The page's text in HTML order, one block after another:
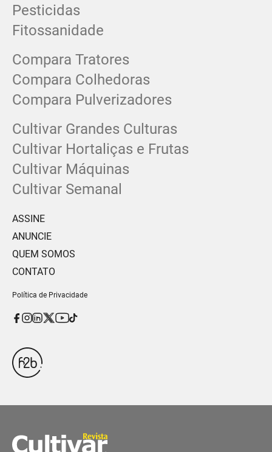
Pesticidas
Fitossanidade
Compara Tratores
Compara Colhedoras
Compara Pulverizadores
Cultivar Grandes Culturas
Cultivar Hortaliças e Frutas
Cultivar Máquinas
Cultivar Semanal
ASSINE
ANUNCIE
QUEM SOMOS
CONTATO
Política de Privacidade